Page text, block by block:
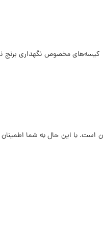
مخصوص نگهداری برنج
است. با این حال به شما